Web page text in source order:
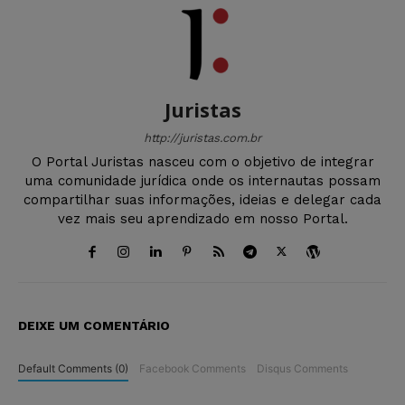
Juristas
http://juristas.com.br
O Portal Juristas nasceu com o objetivo de integrar
uma comunidade jurídica onde os internautas possam
compartilhar suas informações, ideias e delegar cada
vez mais seu aprendizado em nosso Portal.
DEIXE UM COMENTÁRIO
Default Comments (0) Facebook Comments Disqus Comments